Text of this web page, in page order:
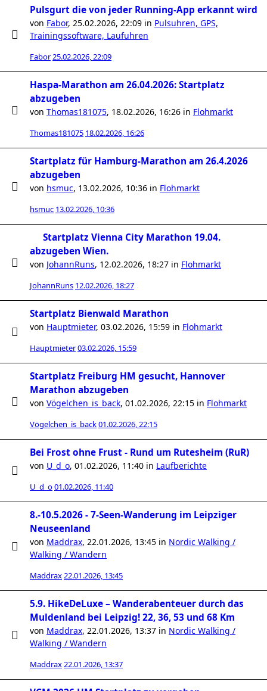
Pulsgurt die von jeder Running-App erkannt wird
von Fabor, 25.02.2026, 22:09 in Pulsuhren, GPS,
Trainingssoftware, Laufuhren
Fabor25.02.2026, 22:09
Haspa-Marathon am 26.04.2026: Startplatz
abzugeben
von Thomas181075, 18.02.2026, 16:26 in Flohmarkt
Thomas181075 18.02.2026, 16:26
Startplatz für Hamburg-Marathon am 26.4.2026
abzugeben
von hsmuc, 13.02.2026, 10:36 in Flohmarkt
hsmuc 13.02.2026, 10:36
Startplatz Vienna City Marathon 19.04.
abzugeben Wien.
von JohannRuns, 12.02.2026, 18:27 in Flohmarkt
JohannRuns 12.02.2026, 18:27
Startplatz Bienwald Marathon
von Hauptmieter, 03.02.2026, 15:59 in Flohmarkt
Hauptmieter03.02.2026, 15:59
Startplatz Freiburg HM gesucht, Hannover
Marathon abzugeben
von Vögelchen_is_back, 01.02.2026, 22:15 in Flohmarkt
Vögelchen_is_back01.02.2026, 22:15
Bei Frost ohne Frust - Rund um Rutesheim (RuR)
von U_d_o, 01.02.2026, 11:40 in Laufberichte
U_d_o01.02.2026, 11:40
8.-10.5.2026 - 7-Seen-Wanderung im Leipziger
Neuseenland
von Maddrax, 22.01.2026, 13:45 in Nordic Walking /
Walking / Wandern
Maddrax22.01.2026, 13:45
5.9. HikeDeLuxe – Wanderabenteuer durch das
Muldenland bei Leipzig! 22, 36, 53 und 68 Km
von Maddrax, 22.01.2026, 13:37 in Nordic Walking /
Walking / Wandern
Maddrax22.01.2026, 13:37